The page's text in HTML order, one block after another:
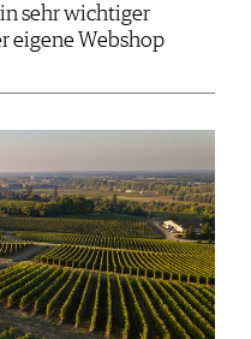
sehr wichtiger
eigene Webshop